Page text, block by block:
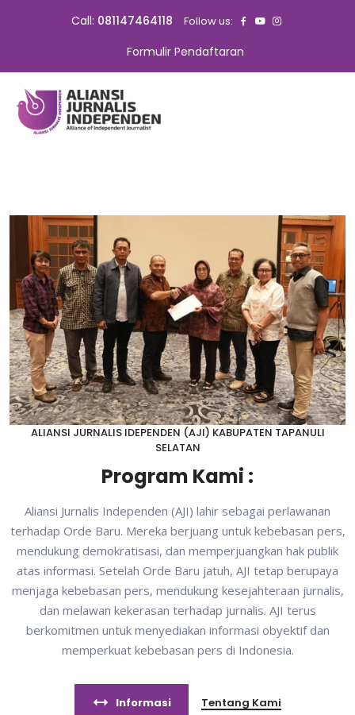
Call: 081147464118 Follow us:
Formulir Pendaftaran
ALIANSI JURNALIS IDEPENDEN (AJI) KABUPATEN TAPANULI
SELATAN
Program Kami :
Aliansi Jurnalis Independen (AJI) lahir sebagai perlawanan
terhadap Orde Baru. Mereka berjuang untuk kebebasan pers,
mendukung demokratisasi, dan memperjuangkan hak publik
atas informasi. Setelah Orde Baru jatuh, AJI tetap berupaya
menjaga kebebasan pers, mendukung kesejahteraan jurnalis,
dan melawan kekerasan terhadap jurnalis. AJI terus
berkomitmen untuk menyediakan informasi obyektif dan
memperkuat kebebasan pers di Indonesia.
Informasi Tentang Kami